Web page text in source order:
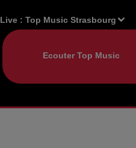
Live :Top Music Strasbourg